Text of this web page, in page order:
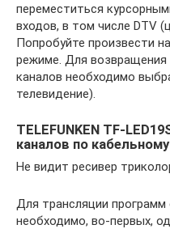
переместиться
входов, в том числе DTV
Попробуйте произвести
режиме. Для возвращения
каналов необходимо
телевидение).
TELEFUNKEN TF-
каналов по кабельному
Не видит ресивер
Для трансляции программ
необходимо, во-первых,